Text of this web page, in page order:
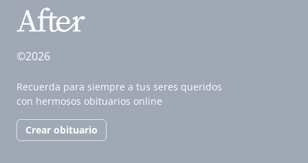
©2026
Recuerda para siempre a tus seres queridos
con hermosos obituarios online
Crear obituario